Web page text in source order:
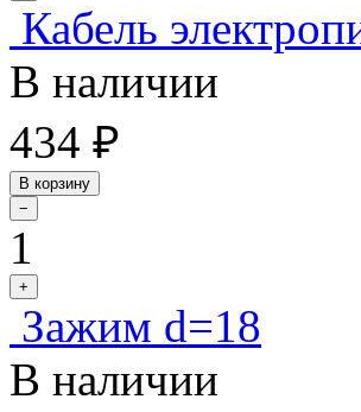
Кабель
В наличии
434 ₽
В корзину
−
1
+
Зажим d=18
В наличии